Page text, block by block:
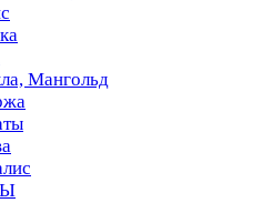
Мангольд